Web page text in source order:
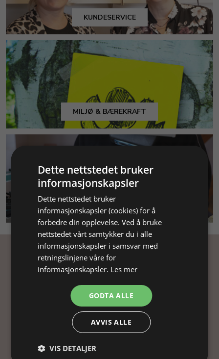
KUNDESERVICE
MILJØ & BÆREKRAFT
SMYKKEKURS
Få inspirasjon
Abonner på nyhetsbrevet vårt og få
inspirasjon, gode tilbud og tips til din
smykkefremstilling.
Ved å abonnere på vårt nyhetsbrev, godtar du vår
personvernpolitikk.
Dette nettstedet bruker
informasjonskapsler
Dette nettstedet bruker
informasjonskapsler (cookies) for å
forbedre din opplevelse. Ved å bruke
nettstedet vårt samtykker du i alle
informasjonskapsler i samsvar med
retningslinjene våre for
informasjonskapsler. Les mer
GODTA ALLE
AVVIS ALLE
VIS DETALJER